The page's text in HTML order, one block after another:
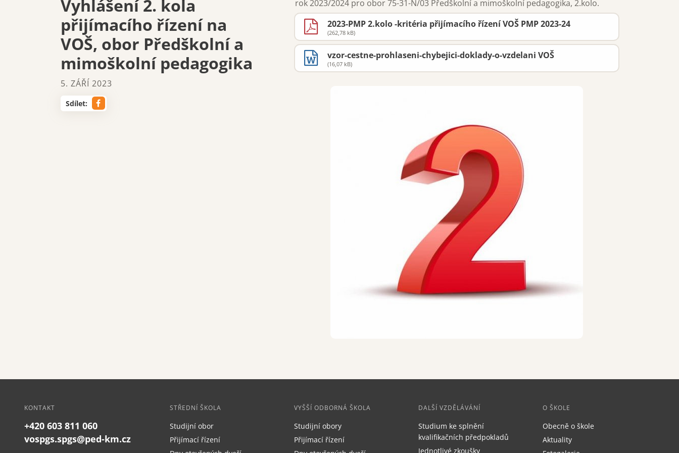
Prohlídka školy
STŘEDNÍ ŠKOLA
VYŠŠÍ ODBORNÁ ŠKOLA
DALŠÍ VZDĚLÁVÁNÍ
Vyhlášení 2. kola
přijímacího řízení na
VOŠ, obor Předškolní a
mimoškolní pedagogika
5. ZÁŘÍ 2023
Sdílet:
rok 2023/2024 pro obor 75-31-N/03 Předškolní a mimoškolní pedagogika, 2.kolo.
2023-PMP 2.kolo -kritéria přijímacího řízení VOŠ PMP 2023-24
(262,78 kB)
vzor-cestne-prohlaseni-chybejici-doklady-o-vzdelani VOŠ
(16,07 kB)
KONTAKT
+420 603 811 060
vospgs.spgs@ped-km.cz
STŘEDNÍ ŠKOLA
Studijní obor
Přijímací řízení
VYŠŠÍ ODBORNÁ ŠKOLA
Studijní obory
Přijímací řízení
DALŠÍ VZDĚLÁVÁNÍ
Studium ke splnění
kvalifikačních předpokladů
Jednotlivé zkoušky
O ŠKOLE
Obecně o škole
Aktuality